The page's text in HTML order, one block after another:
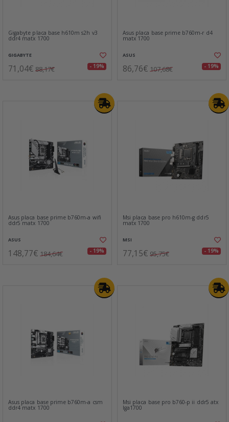
Gigabyte placa base h610m s2h v3
ddr4 matx 1700
GIGABYTE
71,04€ 88,17€ - 19%
Asus placa base prime b760m-r d4
matx 1700
ASUS
86,76€ 107,68€ - 19%
Asus placa base prime b760m-a wifi
ddr5 matx 1700
ASUS
148,77€ 184,64€ - 19%
Msi placa base pro h610m-g ddr5
matx 1700
MSI
77,15€ 95,75€ - 19%
Asus placa base prime b760m-a csm
ddr4 matx 1700
Msi placa base pro b760-p ii ddr5 atx
lga1700